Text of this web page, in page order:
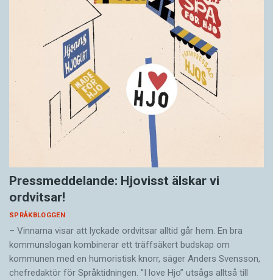
Pressmeddelande: Hjovisst älskar vi
ordvitsar!
SPRÅKBLOGGEN
– Vinnarna visar att lyckade ordvitsar alltid går hem. En bra
kommunslogan kombinerar ett träffsäkert budskap om
kommunen med en humoristisk knorr, säger Anders Svensson,
chefredaktör för Språktidningen. ”I love Hjo” utsågs alltså till